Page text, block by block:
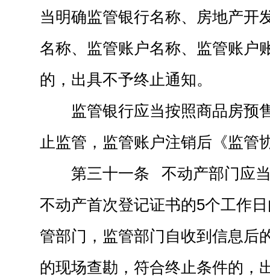
当明确监管银行名称、房地产开
名称、监管账户名称、监管账户
的，出具不予终止通知。
监管银行应当按照商品房预
止监管，监管账户注销后《监管
第三十一条 不动产部门应
不动产首次登记证书的5个工作
管部门，监管部门自收到信息后
的现场查勘，符合终止条件的，